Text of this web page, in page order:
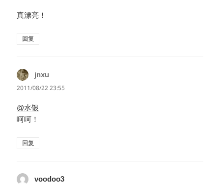
真漂亮！
回复
jnxu
道：
2011/08/22 23:55
@水银
呵呵！
回复
voodoo3